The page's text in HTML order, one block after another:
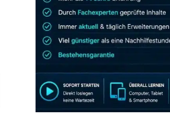
JETZT AB 7,40 EUR/